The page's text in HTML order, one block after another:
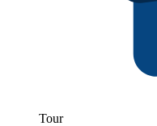
Tour